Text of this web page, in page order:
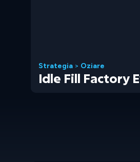
Strategia > Oziare
Idle Fill Factory